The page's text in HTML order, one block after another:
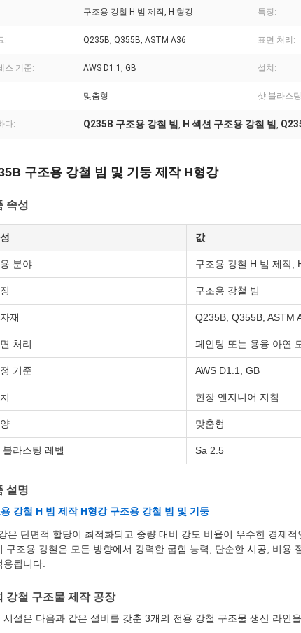
구조용 강철 H 빔 제작, H 형강 특징:
: Q235B, Q355B, ASTM A36 표면 처리:
스 기준: AWS D1.1, GB 설치:
맞춤형 샷 블라스
다: Q235B 구조용 강철 빔, H 섹션 구조용 강철 빔,
구조용 강철 빔 및 기둥 제작 H형강
속성
값
분야 구조용 강철 H 빔 제작,
구조용 강철 빔
재 Q235B, Q355B, ASTM
처리 페인팅 또는 용융 아연
기준 AWS D1.1, GB
현장 엔지니어 지침
맞춤형
블라스팅 레벨 Sa 2.5
설명
강철 H 빔 제작 H형강 구조용 강철 빔 및 기둥
은 단면적 할당이 최적화되고 중량 대비 강도 비율이 우수한 경제
구조용 강철은 모든 방향에서 강력한 굽힘 능력, 단순한 시공, 비용
용됩니다.
강철 구조물 제작 공장
시설은 다음과 같은 설비를 갖춘 3개의 전용 강철 구조물 생산 라인